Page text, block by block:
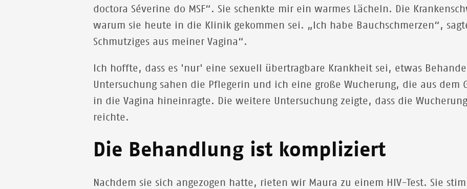
doctora Séverine do MSF“. Sie schenkte mir ein warmes Lächeln. Die
warum sie heute in die Klinik gekommen sei. „Ich habe Bauchschmerzen“,
Schmutziges aus meiner Vagina“.
Ich hoffte, dass es 'nur' eine sexuell übertragbare Krankheit sei, etwas
Untersuchung sahen die Pflegerin und ich eine große Wucherung, die aus dem
in die Vagina hineinragte. Die weitere Untersuchung zeigte, dass die
reichte.
Die Behandlung ist kompliziert
Nachdem sie sich angezogen hatte, rieten wir Maura zu einem HIV-Test. Sie